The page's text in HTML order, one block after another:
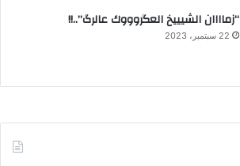
“زماااان الشيييخ العگروووك عالرگ”..!!
22 سبتمبر، 2023